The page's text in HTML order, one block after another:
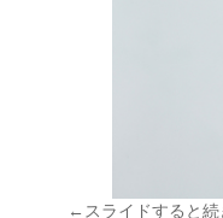
←スライドすると